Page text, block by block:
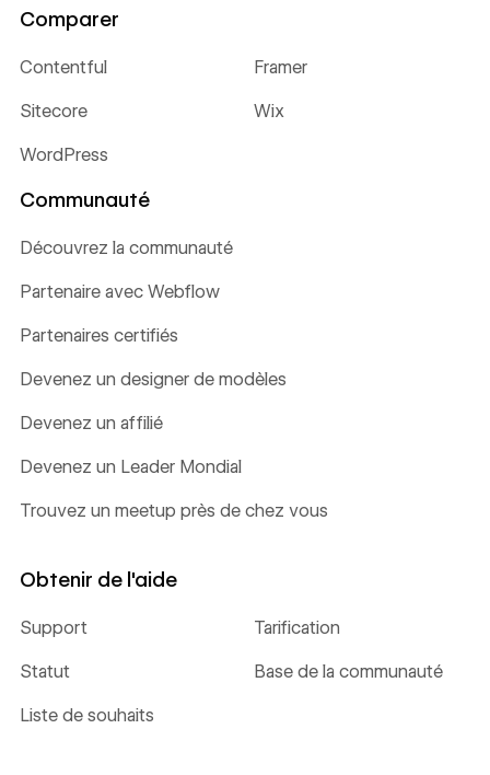
Comparer
Contentful Framer
Sitecore Wix
WordPress
Communauté
Découvrez la communauté
Partenaire avec Webflow
Partenaires certifiés
Devenez un designer de modèles
Devenez un affilié
Devenez un Leader Mondial
Trouvez un meetup près de chez vous
Obtenir de l'aide
Support Tarification
Statut Base de la communauté
Liste de souhaits